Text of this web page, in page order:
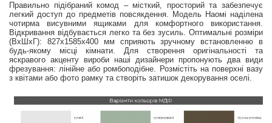
Правильно підібраний комод – місткий, просторий та забезпечує
легкий доступ до предметів повсякдення. Модель Наомі наділена
чотирма висувними ящиками для комфортного використання.
Відкривання відбувається легко та без зусиль. Оптимальні розміри
(ВхШхГ): 827х1585х400 мм сприяють зручному встановленню в
будь-якому місці кімнати. Для створення оригінальності та
яскравого акценту вироби наші дизайнери пропонують два види
фрезування: лінійне або ромбоподібне. Розмістіть на поверхні вазу
з квітами або фото рамку та створіть затишок декорування оселі.